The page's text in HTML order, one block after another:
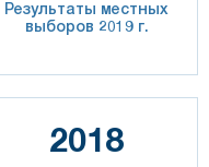
Результаты местных
выборов 2019 г.
2018